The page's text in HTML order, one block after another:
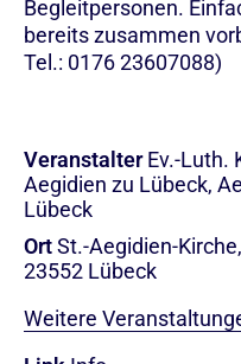
Begleitpersonen.
bereits zusammen
Tel.: 0176 23607088)
Veranstalter Ev.-Luth.
Aegidien zu Lübeck,
Lübeck
OrtSt.-Aegidien-
23552 Lübeck
Weitere